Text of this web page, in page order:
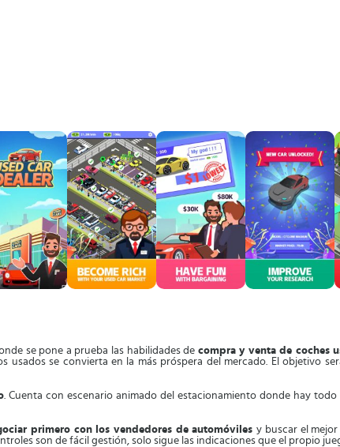
se pone a prueba las habilidades de compra y venta de coches
usados se convierta en la más próspera del mercado. El objetivo
. Cuenta con escenario animado del estacionamiento donde hay
primero con los vendedores de automóvilesy buscar el
son de fácil gestión, solo sigue las indicaciones que el propio